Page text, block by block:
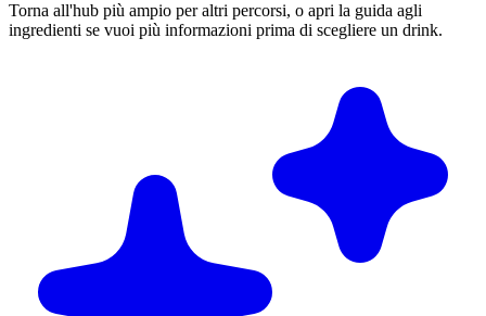
Torna all'hub più ampio per altri percorsi, o apri la guida agli
ingredienti se vuoi più informazioni prima di scegliere un drink.